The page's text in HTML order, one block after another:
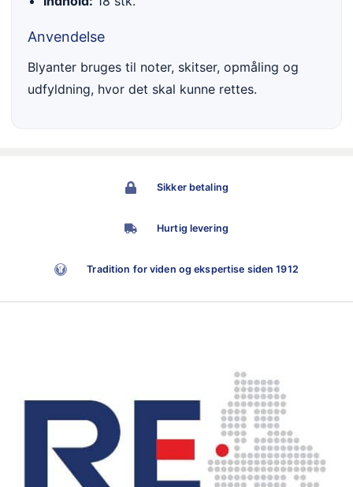
Anvendelse
Blyanter bruges til noter, skitser, opmåling og
udfyldning, hvor det skal kunne rettes.
Sikker betaling
Hurtig levering
Tradition for viden og ekspertise siden 1912